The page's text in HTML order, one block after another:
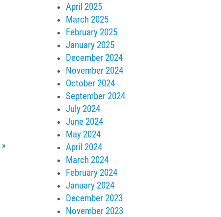
»
April 2025
March 2025
February 2025
January 2025
December 2024
November 2024
October 2024
September 2024
July 2024
June 2024
May 2024
April 2024
March 2024
February 2024
January 2024
December 2023
November 2023